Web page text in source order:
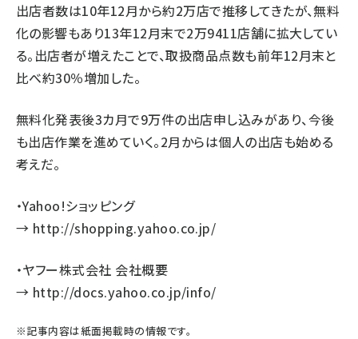
出店者数は10年12月から約2万店で推移してきたが、無料
化の影響もあり13年12月末で2万9411店舗に拡大してい
る。出店者が増えたことで、取扱商品点数も前年12月末と
比べ約30％増加した。
無料化発表後3カ月で9万件の出店申し込みがあり、今後
も出店作業を進めていく。2月からは個人の出店も始める
考えだ。
・Yahoo!ショッピング
→ http://shopping.yahoo.co.jp/
・ヤフー株式会社 会社概要
→ http://docs.yahoo.co.jp/info/
※記事内容は紙面掲載時の情報です。